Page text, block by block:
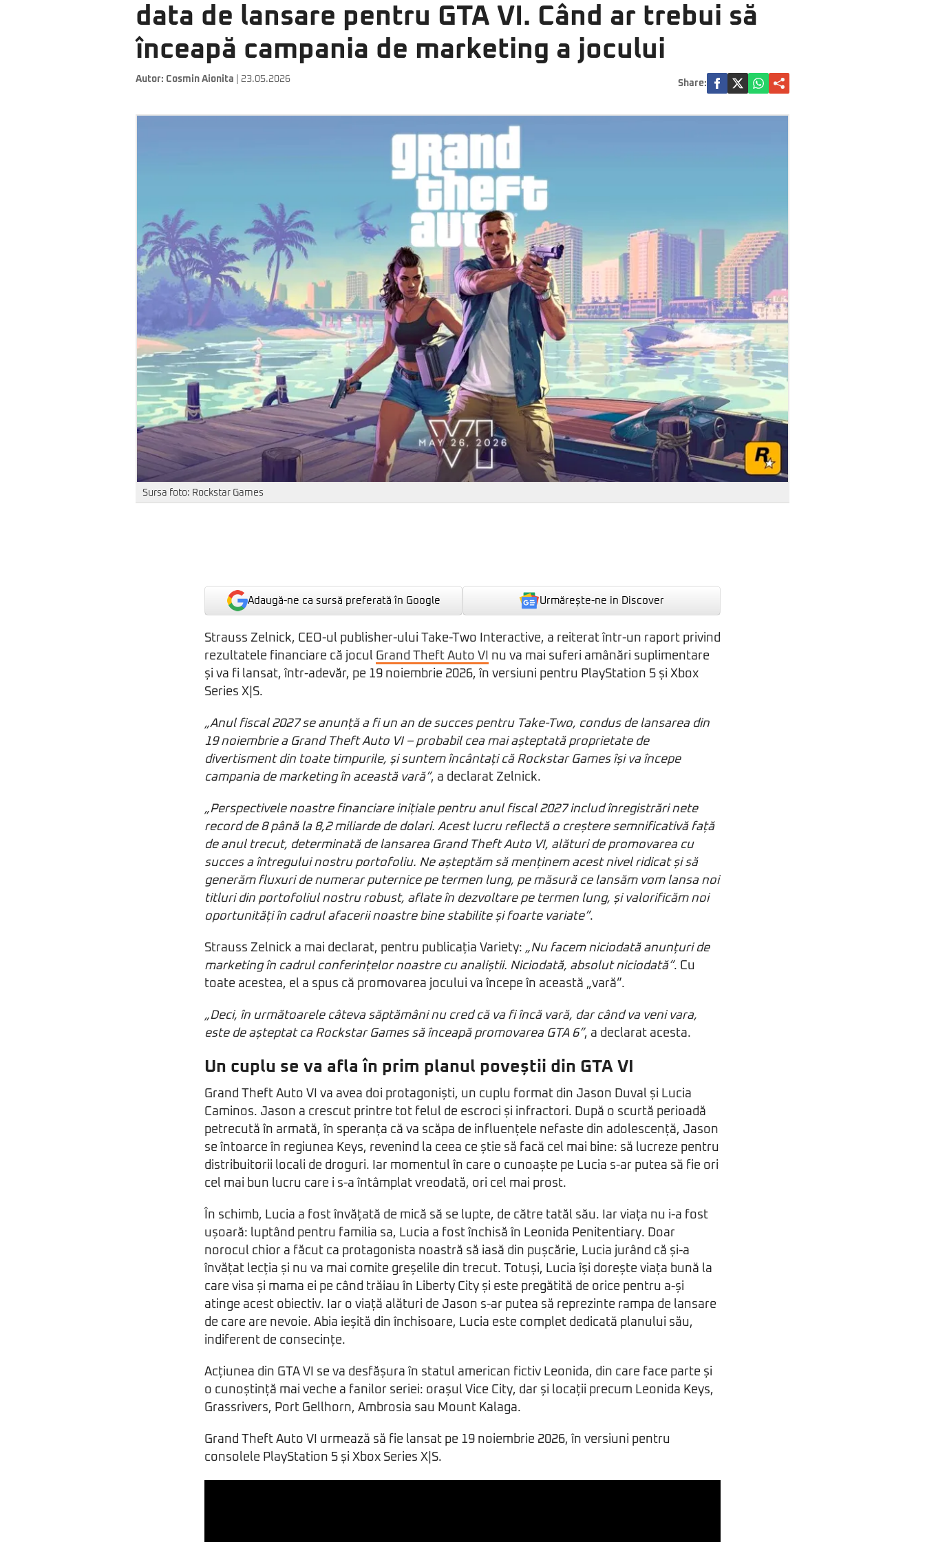
data de lansare pentru GTA VI. Când ar trebui să
înceapă campania de marketing a jocului
Autor: Cosmin Aionita | 23.05.2026 Share:
Sursa foto: Rockstar Games
Adaugă-ne ca sursă preferată în Google Urmărește-ne in Discover
Strauss Zelnick, CEO-ul publisher-ului Take-Two Interactive, a reiterat într-un raport privind
rezultatele financiare că jocul Grand Theft Auto VI nu va mai suferi amânări suplimentare
și va fi lansat, într-adevăr, pe 19 noiembrie 2026, în versiuni pentru PlayStation 5 și Xbox
Series X|S.
„Anul fiscal 2027 se anunță a fi un an de succes pentru Take-Two, condus de lansarea din
19 noiembrie a Grand Theft Auto VI – probabil cea mai așteptată proprietate de
divertisment din toate timpurile, și suntem încântați că Rockstar Games își va începe
campania de marketing în această vară”, a declarat Zelnick.
„Perspectivele noastre financiare inițiale pentru anul fiscal 2027 includ înregistrări nete
record de 8 până la 8,2 miliarde de dolari. Acest lucru reflectă o creștere semnificativă față
de anul trecut, determinată de lansarea Grand Theft Auto VI, alături de promovarea cu
succes a întregului nostru portofoliu. Ne așteptăm să menținem acest nivel ridicat și să
generăm fluxuri de numerar puternice pe termen lung, pe măsură ce lansăm vom lansa noi
titluri din portofoliul nostru robust, aflate în dezvoltare pe termen lung, și valorificăm noi
oportunități în cadrul afacerii noastre bine stabilite și foarte variate”.
Strauss Zelnick a mai declarat, pentru publicația Variety: „Nu facem niciodată anunțuri de
marketing în cadrul conferințelor noastre cu analiștii. Niciodată, absolut niciodată”. Cu
toate acestea, el a spus că promovarea jocului va începe în această „vară”.
„Deci, în următoarele câteva săptămâni nu cred că va fi încă vară, dar când va veni vara,
este de așteptat ca Rockstar Games să înceapă promovarea GTA 6”, a declarat acesta.
Un cuplu se va afla în prim planul poveștii din GTA VI
Grand Theft Auto VI va avea doi protagoniști, un cuplu format din Jason Duval și Lucia
Caminos. Jason a crescut printre tot felul de escroci și infractori. După o scurtă perioadă
petrecută în armată, în speranța că va scăpa de influențele nefaste din adolescență, Jason
se întoarce în regiunea Keys, revenind la ceea ce știe să facă cel mai bine: să lucreze pentru
distribuitorii locali de droguri. Iar momentul în care o cunoaște pe Lucia s-ar putea să fie ori
cel mai bun lucru care i s-a întâmplat vreodată, ori cel mai prost.
În schimb, Lucia a fost învățată de mică să se lupte, de către tatăl său. Iar viața nu i-a fost
ușoară: luptând pentru familia sa, Lucia a fost închisă în Leonida Penitentiary. Doar
norocul chior a făcut ca protagonista noastră să iasă din pușcărie, Lucia jurând că și-a
învățat lecția și nu va mai comite greșelile din trecut. Totuși, Lucia își dorește viața bună la
care visa și mama ei pe când trăiau în Liberty City și este pregătită de orice pentru a-și
atinge acest obiectiv. Iar o viață alături de Jason s-ar putea să reprezinte rampa de lansare
de care are nevoie. Abia ieșită din închisoare, Lucia este complet dedicată planului său,
indiferent de consecințe.
Acțiunea din GTA VI se va desfășura în statul american fictiv Leonida, din care face parte și
o cunoștință mai veche a fanilor seriei: orașul Vice City, dar și locații precum Leonida Keys,
Grassrivers, Port Gellhorn, Ambrosia sau Mount Kalaga.
Grand Theft Auto VI urmează să fie lansat pe 19 noiembrie 2026, în versiuni pentru
consolele PlayStation 5 și Xbox Series X|S.